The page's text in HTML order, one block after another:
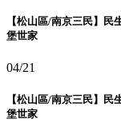
【松山區/南京三民】
堡世家
04/21
【松山區/南京三民】
堡世家